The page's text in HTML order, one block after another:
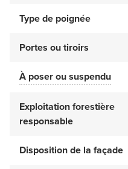
Type de poignée
Portes ou tiroirs
À poser ou suspendu
Exploitation forestière
responsable
Disposition de la façade